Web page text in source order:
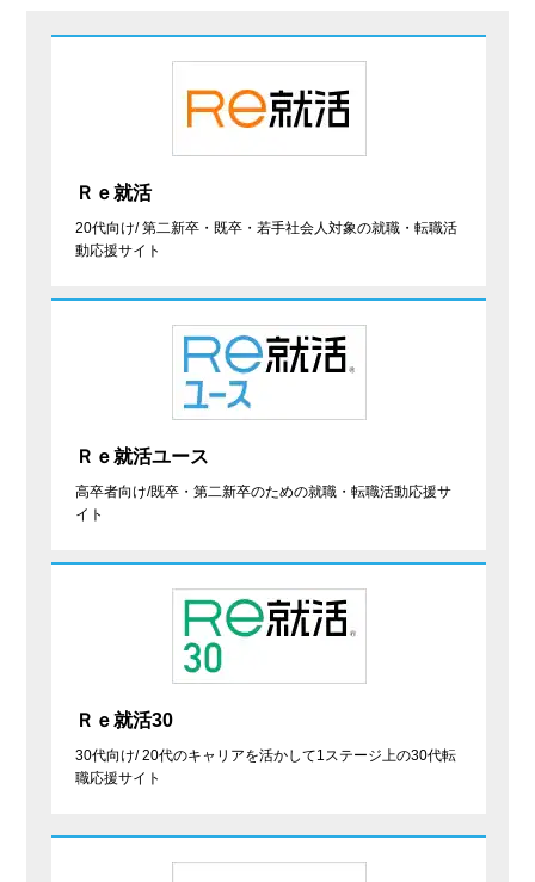
Ｒｅ就活
20代向け/ 第二新卒・既卒・若手社会人対象の就職・転職活
動応援サイト
Ｒｅ就活ユース
高卒者向け/既卒・第二新卒のための就職・転職活動応援サ
イト
Ｒｅ就活30
30代向け/ 20代のキャリアを活かして1ステージ上の30代転
職応援サイト